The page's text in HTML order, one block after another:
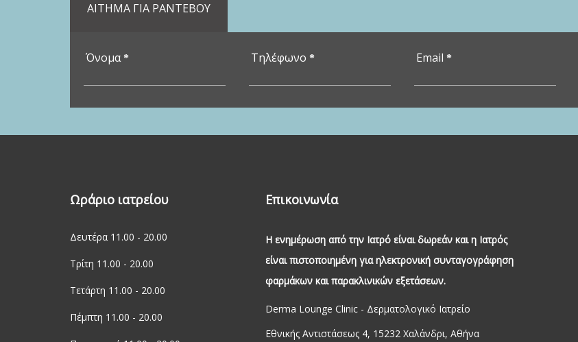
ΑΙΤΗΜΑ ΓΙΑ ΡΑΝΤΕΒΟΥ
Όνομα * Τηλέφωνο * Email *
Ωράριο ιατρείου
Δευτέρα 11.00 - 20.00
Τρίτη 11.00 - 20.00
Τετάρτη 11.00 - 20.00
Πέμπτη 11.00 - 20.00
Επικοινωνία
Η ενημέρωση από την Ιατρό είναι δωρεάν και η Ιατρός
είναι πιστοποιημένη για ηλεκτρονική συνταγογράφηση
φαρμάκων και παρακλινικών εξετάσεων.
Derma Lounge Clinic - Δερματολογικό Ιατρείο
Εθνικής Αντιστάσεως 4, 15232 Χαλάνδρι, Αθήνα